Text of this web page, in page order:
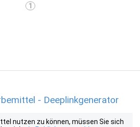
1
- Deeplinkgenerator
nutzen zu können, müssen Sie sich